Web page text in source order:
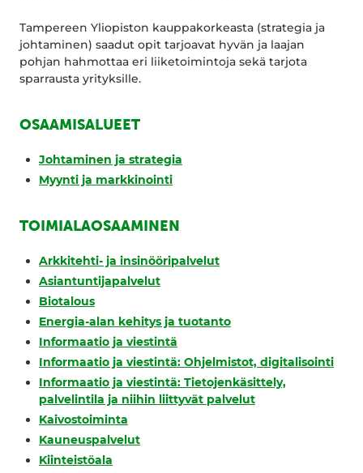
Tampereen Yliopiston kauppakorkeasta (strategia ja
johtaminen) saadut opit tarjoavat hyvän ja laajan
pohjan hahmottaa eri liiketoimintoja sekä tarjota
sparrausta yrityksille.
OSAAMISALUEET
Johtaminen ja strategia
Myynti ja markkinointi
TOIMIALAOSAAMINEN
Arkkitehti- ja insinööripalvelut
Asiantuntijapalvelut
Biotalous
Energia-alan kehitys ja tuotanto
Informaatio ja viestintä
Informaatio ja viestintä: Ohjelmistot, digitalisointi
Informaatio ja viestintä: Tietojenkäsittely,
palvelintila ja niihin liittyvät palvelut
Kaivostoiminta
Kauneuspalvelut
Kiinteistöala